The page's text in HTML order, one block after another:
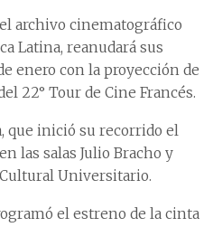
archivo cinematográfico
Latina, reanudará sus
enero con la proyección de
22° Tour de Cine Francés.
que inició su recorrido el
las salas Julio Bracho y
Universitario.
el estreno de la cinta